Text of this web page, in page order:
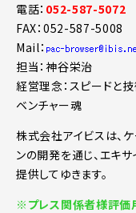
電話： 052-587-5072
FAX：052-587-5008
Mail：
担当：神谷栄治
経営理念：スピードと
ベンチャー魂
株式会社アイビスは、
ンの開発を通じ、エキ
提供してゆきます。
※プレス関係者様評価